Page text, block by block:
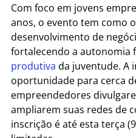
Com foco em jovens
anos, o evento tem como
desenvolvimento de
fortalecendo a autonomia
produtiva da juventude. A
oportunidade para cerca
empreendedores
ampliarem suas redes de
inscrição é até esta terça